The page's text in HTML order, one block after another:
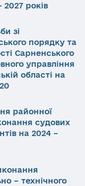
років
зі
порядку та
Сарненського
управління
області на
районної
судових
на 2024 –
– технічного